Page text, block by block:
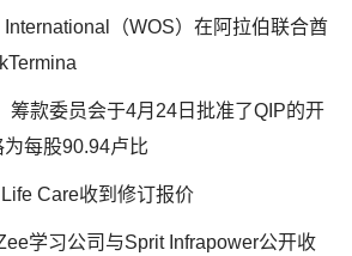
（WOS）在阿拉伯联合酋
筹款委员会于4月24日批准了QIP的开
每股90.94卢比
Care收到修订报价
学习公司与Sprit Infrapower公开收